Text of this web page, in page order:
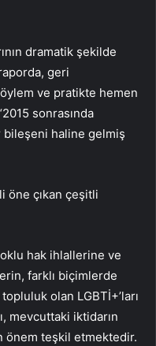
dramatik şekilde
geri
ve pratikte hemen
sonrasında
bileşeni haline gelmiş
öne çıkan çeşitli
hak ihlallerine ve
farklı biçimlerde
olan LGBTİ+’ları
mevcuttaki iktidarın
önem teşkil etmektedir.